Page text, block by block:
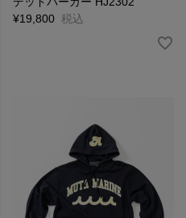
¥19,800 税込